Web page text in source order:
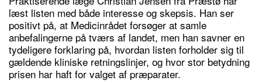
læst listen med både interesse og skepsis. Han ser
positivt på, at Medicinrådet forsøger at samle
anbefalingerne på tværs af landet, men han savner en
tydeligere forklaring på, hvordan listen forholder sig til
gældende kliniske retningslinjer, og hvor stor betydning
prisen har haft for valget af præparater.